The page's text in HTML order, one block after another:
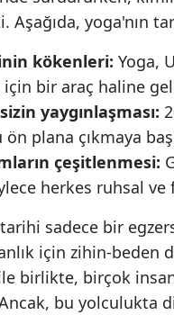
yoga'nın
kökenleri: Yoga,
bir araç haline
yaygınlaşması:
plana çıkmaya
çeşitlenmesi:
herkes ruhsal ve
sadece bir
için zihin-beden
birlikte, birçok
bu yolculukta